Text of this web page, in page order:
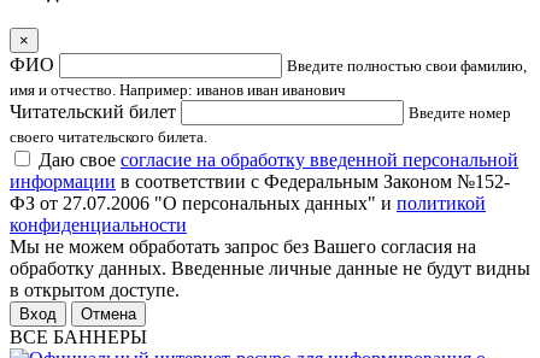
×
ФИО
Введите полностью свои фамилию,
имя и отчество. Например: иванов иван иванович
Читательский билет
Введите номер
своего читательского билета.
Даю свое согласие на обработку введенной персональной
информации в соответствии с Федеральным Законом №152-
ФЗ от 27.07.2006 "О персональных данных" и политикой
конфиденциальности
Мы не можем обработать запрос без Вашего согласия на
обработку данных. Введенные личные данные не будут видны
в открытом доступе.
Отмена
ВСЕ БАННЕРЫ